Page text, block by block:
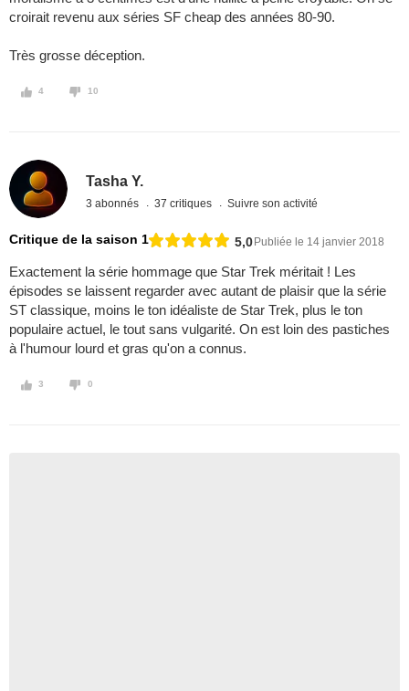
croirait revenu aux séries SF cheap des années 80-90.
Très grosse déception.
4 10
Tasha Y.
3 abonnés 37 critiques Suivre son activité
Critique de la saison 1 5,0Publiée le 14 janvier 2018
Exactement la série hommage que Star Trek méritait ! Les
épisodes se laissent regarder avec autant de plaisir que la série
ST classique, moins le ton idéaliste de Star Trek, plus le ton
populaire actuel, le tout sans vulgarité. On est loin des pastiches
à l'humour lourd et gras qu'on a connus.
3 0